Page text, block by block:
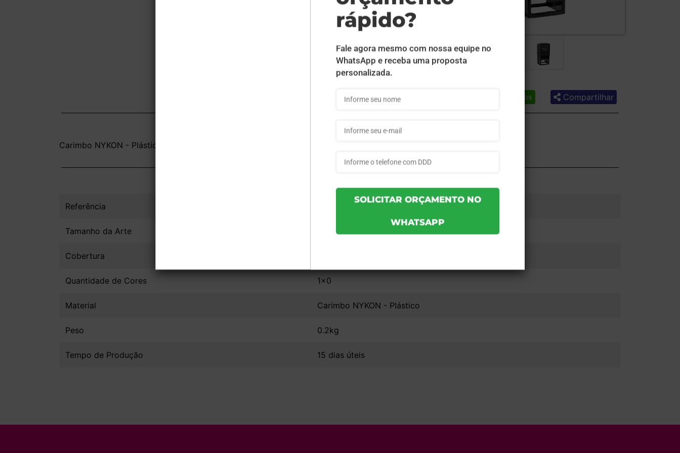
Lista de desejos Compartilhar
Carimbo NYKON - Plástico - 1x0 - 4,3x4,3cm - 1 unid
INFORMAÇÕES DO PRODUTO
Referência 83265eb98ca563 - 1un
Tamanho da Arte 4,3x4,3cm
Cobertura
Quantidade de Cores 1x0
Material Carimbo NYKON - Plástico
Peso 0.2kg
Tempo de Produção 15 dias úteis